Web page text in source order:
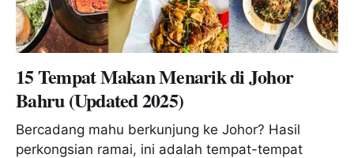
15 Tempat Makan Menarik di Johor
Bahru (Updated 2025)
Bercadang mahu berkunjung ke Johor? Hasil
perkongsian ramai, ini adalah tempat-tempat